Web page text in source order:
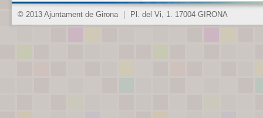
© 2013 Ajuntament de Girona Pl. del Vi, 1. 17004 GIRONA